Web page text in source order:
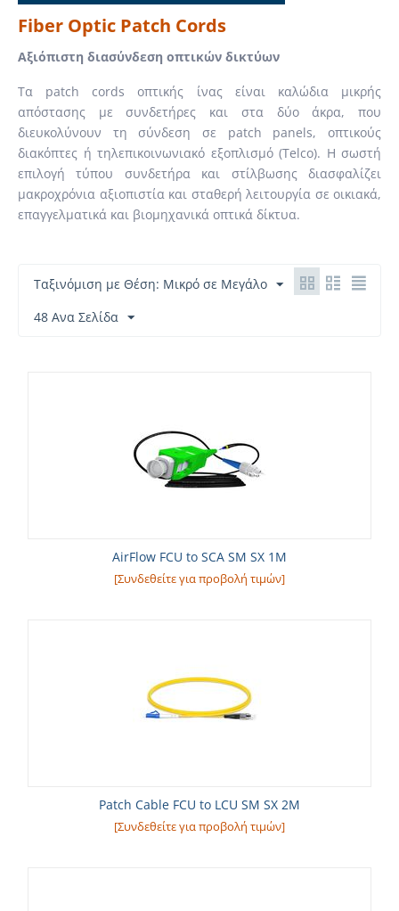
Fiber Optic Patch Cords
Αξιόπιστη διασύνδεση οπτικών δικτύων
Τα patch cords οπτικής ίνας είναι καλώδια μικρής
απόστασης με συνδετήρες και στα δύο άκρα, που
διευκολύνουν τη σύνδεση σε patch panels, οπτικούς
διακόπτες ή τηλεπικοινωνιακό εξοπλισμό (Telco). Η σωστή
επιλογή τύπου συνδετήρα και στίλβωσης διασφαλίζει
μακροχρόνια αξιοπιστία και σταθερή λειτουργία σε οικιακά,
επαγγελματικά και βιομηχανικά οπτικά δίκτυα.
Ταξινόμιση με Θέση: Μικρό σε Μεγάλο
48 Ανα Σελίδα
AirFlow FCU to SCA SM SX 1M
[Συνδεθείτε για προβολή τιμών]
Patch Cable FCU to LCU SM SX 2M
[Συνδεθείτε για προβολή τιμών]